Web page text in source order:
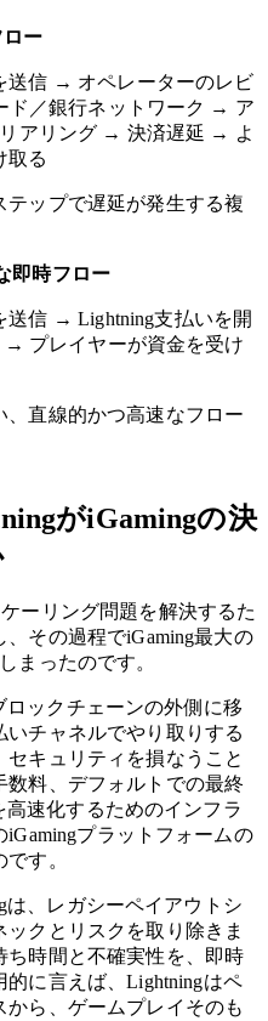
ー
送信 → オペレーターのレビ
／銀行ネットワーク → ア
アリング → 決済遅延 → よ
取る
テップで遅延が発生する複
即時フロー
送信 → Lightning支払いを開
プレイヤーが資金を受け
、直線的かつ高速なフロー
がiGamingの決
ーリング問題を解決するた
その過程でiGaming最大の
まったのです。
ックチェーンの外側に移
いチャネルでやり取りする
キュリティを損なうこと
料、デフォルトでの最終
速化するためのインフラ
プラットフォームの
す。
、レガシーペイアウトシ
クとリスクを取り除きま
時間と不確実性を、即時
に言えば、Lightningはペ
ら、ゲームプレイそのも